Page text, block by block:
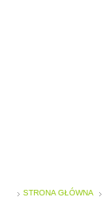
STRONA GŁÓWNA